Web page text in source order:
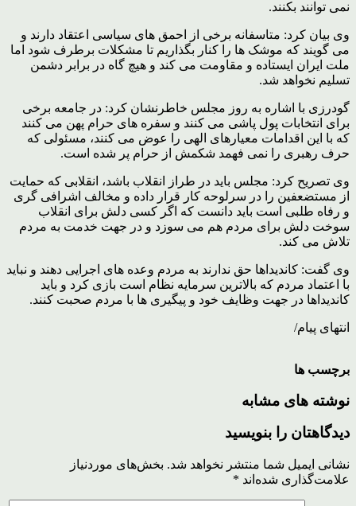
نمی توانند بکنند.
وی بیان کرد: متاسفانه برخی از احمق های سیاسی اعتقاد دارند و
می گویند که موشک ها را کنار بگذاریم تا مشکلات برطرف شود اما
ملت ایران ایستاده و مقاومت می کند و هیچ گاه در برابر دشمن
تسلیم نخواهد شد.
گودرزی با اشاره به روز مجلس خاطرنشان کرد: در جامعه برخی
برای انتخابات پول پاشی می کنند و سفره های حرام پهن می کنند
که با این اقدامات معیارهای الهی را عوض می کنند، مسئولی که
حرف رهبری را نمی فهمد شکمش از حرام پر شده است.
وی تصریح کرد: مجلس باید در طراز انقلاب باشد، انقلابی که حمایت
از مستضعفین را در سرلوحه کار قرار داده و مخالف اشرافی گری
و رفاه طلبی است باید دانست که اگر کسی دلش برای انقلاب
سوخت دلش برای مردم هم می سوزد و در جهت خدمت به مردم
تلاش می کند.
وی گفت: کاندیداها حق ندارند به مردم وعده های اجرایی دهند و نباید
با اعتماد مردم که بالاترین سرمایه نظام است بازی کرد و باید
کاندیداها در جهت وظایف خود و پیگیری ها با مردم صحبت کنند.
انتهای پیام/
برچسب ها
نوشته های مشابه
دیدگاهتان را بنویسید
نشانی ایمیل شما منتشر نخواهد شد. بخش‌های موردنیاز
علامت‌گذاری شده‌اند *